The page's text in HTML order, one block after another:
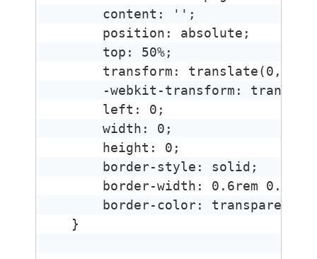
content: '';
position: absolute;
top: 50%;
transform: translate(0, -
-webkit-transform:
left: 0;
width: 0;
height: 0;
border-style: solid;
border-width: 0.6rem 0.8rem
border-color: transparent
}